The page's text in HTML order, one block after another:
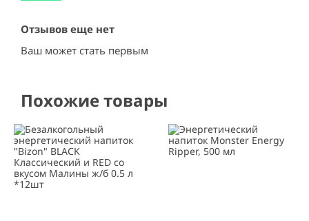
Отзывов еще нет
Ваш может стать первым
Похожие товары